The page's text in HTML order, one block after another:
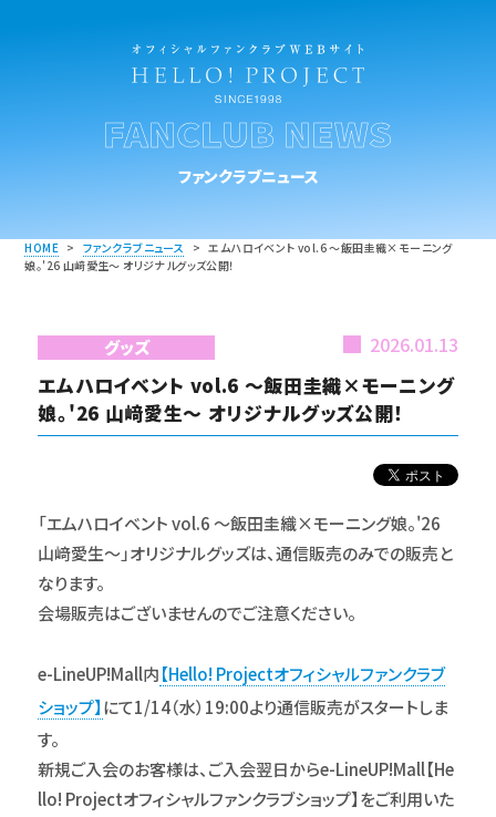
FANCLUB NEWS
ファンクラブニュース
HOME > ファンクラブニュース > エムハロイベント vol.6 ～飯田圭織×モーニング
娘。'26 山﨑愛生～ オリジナルグッズ公開！
グッズ 2026.01.13
エムハロイベント vol.6 ～飯田圭織×モーニング
娘。'26 山﨑愛生～ オリジナルグッズ公開！
「エムハロイベント vol.6 ～飯田圭織×モーニング娘。'26
山﨑愛生～」オリジナルグッズは、通信販売のみでの販売と
なります。
会場販売はございませんのでご注意ください。
e-LineUP!Mall内【Hello! Projectオフィシャルファンクラブ
ショップ】にて1/14（水）19:00より通信販売がスタートしま
す。
新規ご入会のお客様は、ご入会翌日からe-LineUP!Mall【He
llo! Projectオフィシャルファンクラブショップ】をご利用いた